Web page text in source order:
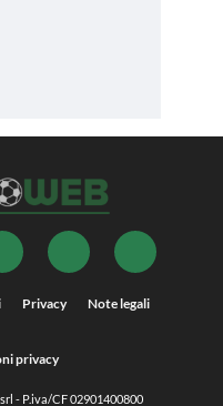
Privacy Note legali
privacy
- P.iva/CF 02901400800